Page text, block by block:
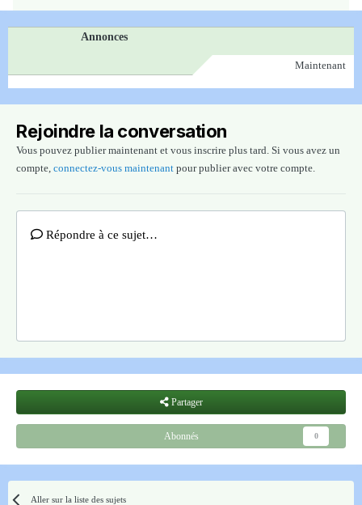
Annonces
Maintenant
Rejoindre la conversation
Vous pouvez publier maintenant et vous inscrire plus tard. Si vous avez un
compte, connectez-vous maintenant pour publier avec votre compte.
Répondre à ce sujet…
Partager
Abonnés 0
Aller sur la liste des sujets